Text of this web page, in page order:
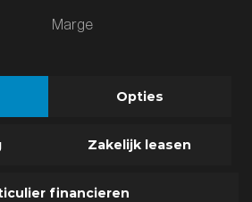
Marge
Opties
Zakelijk leasen
financieren